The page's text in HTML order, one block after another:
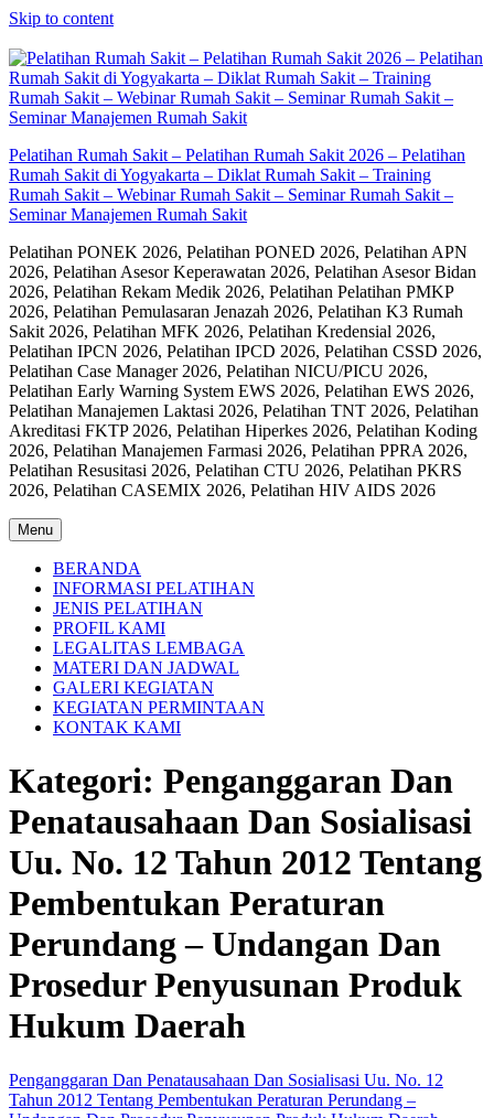
Skip to content
Pelatihan Rumah Sakit – Pelatihan Rumah Sakit 2026 – Pelatihan
Rumah Sakit di Yogyakarta – Diklat Rumah Sakit – Training
Rumah Sakit – Webinar Rumah Sakit – Seminar Rumah Sakit –
Seminar Manajemen Rumah Sakit
Pelatihan PONEK 2026, Pelatihan PONED 2026, Pelatihan APN
2026, Pelatihan Asesor Keperawatan 2026, Pelatihan Asesor Bidan
2026, Pelatihan Rekam Medik 2026, Pelatihan Pelatihan PMKP
2026, Pelatihan Pemulasaran Jenazah 2026, Pelatihan K3 Rumah
Sakit 2026, Pelatihan MFK 2026, Pelatihan Kredensial 2026,
Pelatihan IPCN 2026, Pelatihan IPCD 2026, Pelatihan CSSD 2026,
Pelatihan Case Manager 2026, Pelatihan NICU/PICU 2026,
Pelatihan Early Warning System EWS 2026, Pelatihan EWS 2026,
Pelatihan Manajemen Laktasi 2026, Pelatihan TNT 2026, Pelatihan
Akreditasi FKTP 2026, Pelatihan Hiperkes 2026, Pelatihan Koding
2026, Pelatihan Manajemen Farmasi 2026, Pelatihan PPRA 2026,
Pelatihan Resusitasi 2026, Pelatihan CTU 2026, Pelatihan PKRS
2026, Pelatihan CASEMIX 2026, Pelatihan HIV AIDS 2026
Menu
BERANDA
INFORMASI PELATIHAN
JENIS PELATIHAN
PROFIL KAMI
LEGALITAS LEMBAGA
MATERI DAN JADWAL
GALERI KEGIATAN
KEGIATAN PERMINTAAN
KONTAK KAMI
Kategori: Penganggaran Dan
Penatausahaan Dan Sosialisasi
Uu. No. 12 Tahun 2012 Tentang
Pembentukan Peraturan
Perundang – Undangan Dan
Prosedur Penyusunan Produk
Hukum Daerah
Penganggaran Dan Penatausahaan Dan Sosialisasi Uu. No. 12
Tahun 2012 Tentang Pembentukan Peraturan Perundang –